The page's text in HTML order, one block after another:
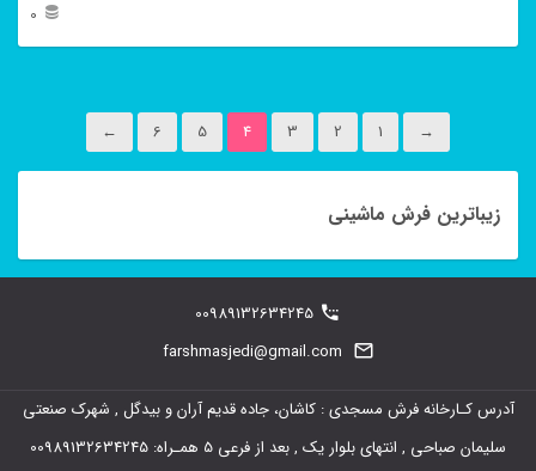
0
انواع
مختلفی
می
ممکن
است
→
1
2
3
4
5
6
←
زیباترین فرش ماشینی
00989132634245
farshmasjedi@gmail.com
آدرس کـارخانه فرش مسجدی : کاشان، جاده قدیم آران و بیدگل , شهرک صنعتی
سلیمان صباحی , انتهای بلوار یک , بعد از فرعی 5 همـراه: 00989132634245